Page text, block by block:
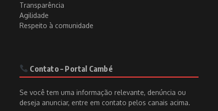
Transparência
Agilidade
Respeito à comunidade
Contato – Portal Cambé
Se você tem uma informação relevante, denúncia ou
deseja anunciar, entre em contato pelos canais acima.